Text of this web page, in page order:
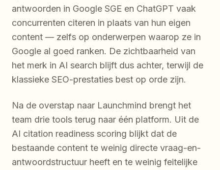
antwoorden in Google SGE en ChatGPT vaak
concurrenten citeren in plaats van hun eigen
content — zelfs op onderwerpen waarop ze in
Google al goed ranken. De zichtbaarheid van
het merk in AI search blijft dus achter, terwijl de
klassieke SEO-prestaties best op orde zijn.
Na de overstap naar Launchmind brengt het
team drie tools terug naar één platform. Uit de
AI citation readiness scoring blijkt dat de
bestaande content te weinig directe vraag-en-
antwoordstructuur heeft en te weinig feitelijke